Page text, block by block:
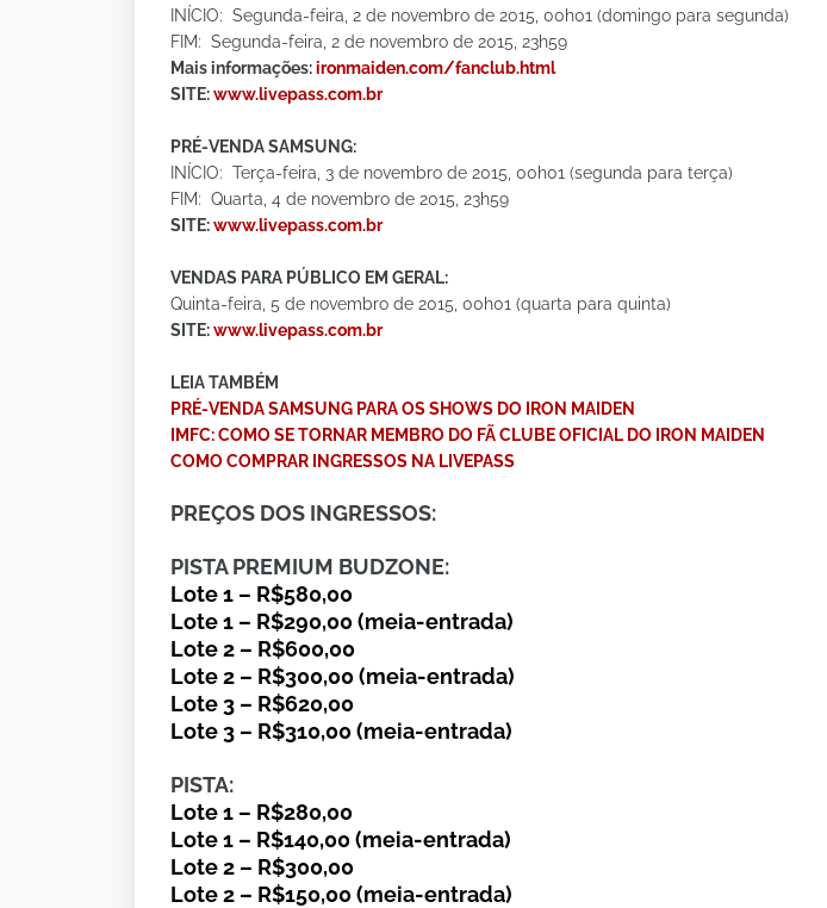
INÍCIO: Segunda-feira, 2 de novembro de 2015, 00h01 (domingo para segunda)
FIM: Segunda-feira, 2 de novembro de 2015, 23h59
Mais informações:ironmaiden.com/fanclub.html
SITE:www.livepass.com.br
PRÉ-VENDA SAMSUNG:
INÍCIO: Terça-feira, 3 de novembro de 2015, 00h01 (segunda para terça)
FIM: Quarta, 4 de novembro de 2015, 23h59
SITE:www.livepass.com.br
VENDAS PARA PÚBLICO EM GERAL:
Quinta-feira, 5 de novembro de 2015, 00h01 (quarta para quinta)
SITE:www.livepass.com.br
LEIA TAMBÉM
PRÉ-VENDA SAMSUNG PARA OS SHOWS DO IRON MAIDEN
IMFC: COMO SE TORNAR MEMBRO DO FÃ CLUBE OFICIAL DO IRON MAIDEN
COMO COMPRAR INGRESSOS NA LIVEPASS
PREÇOS DOS INGRESSOS:
PISTA PREMIUM BUDZONE:
Lote 1 – R$580,00
Lote 1 – R$290,00 (meia-entrada)
Lote 2 – R$600,00
Lote 2 – R$300,00 (meia-entrada)
Lote 3 – R$620,00
Lote 3 – R$310,00 (meia-entrada)
PISTA:
Lote 1 – R$280,00
Lote 1 – R$140,00 (meia-entrada)
Lote 2 – R$300,00
Lote 2 – R$150,00 (meia-entrada)